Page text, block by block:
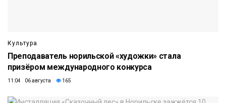
Культура
Преподаватель норильской «художки» стала
призёром международного конкурса
11:04 06 августа 165